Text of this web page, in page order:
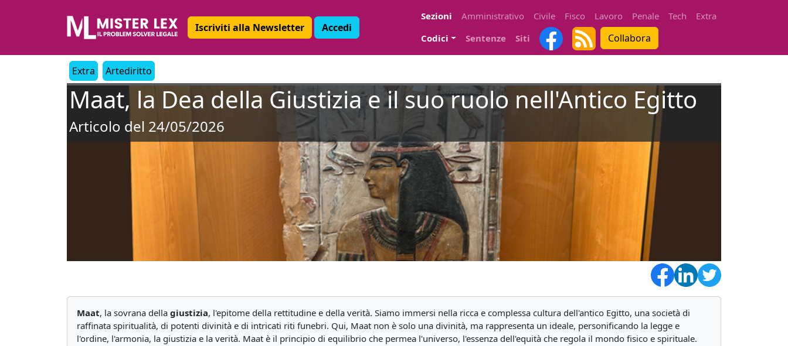
Iscriviti alla Newsletter Accedi
Sezioni Amministrativo Civile Fisco Lavoro Penale Tech
Extra
Codici
Sentenze Siti Collabora
Extra Artediritto
Maat, la Dea della Giustizia e il suo ruolo nell'Antico Egitto
Articolo del 24/05/2026
Maat, la sovrana della giustizia, l'epitome della rettitudine e della verità. Siamo immersi nella ricca e complessa cultura dell'antico Egitto, una società di
raffinata spiritualità, di potenti divinità e di intricati riti funebri. Qui, Maat non è solo una divinità, ma rappresenta un ideale, personificando la legge e
l'ordine, l'armonia, la giustizia e la verità. Maat è il principio di equilibrio che permea l'universo, l'essenza dell'equità che regola il mondo fisico e spirituale.